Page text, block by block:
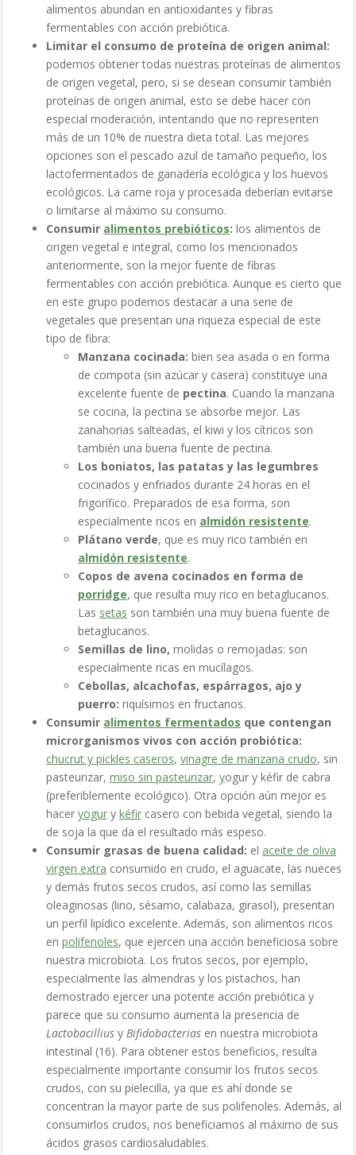
alimentos abundan en antioxidantes y fibras
fermentables con acción prebiótica.
Limitar el consumo de proteína de origen animal:
podemos obtener todas nuestras proteínas de alimentos
de origen vegetal, pero, si se desean consumir también
proteínas de origen animal, esto se debe hacer con
especial moderación, intentando que no representen
más de un 10% de nuestra dieta total. Las mejores
opciones son el pescado azul de tamaño pequeño, los
lactofermentados de ganadería ecológica y los huevos
ecológicos. La carne roja y procesada deberían evitarse
o limitarse al máximo su consumo.
Consumir alimentos prebióticos: los alimentos de
origen vegetal e integral, como los mencionados
anteriormente, son la mejor fuente de fibras
fermentables con acción prebiótica. Aunque es cierto que
en este grupo podemos destacar a una serie de
vegetales que presentan una riqueza especial de este
tipo de fibra:
Manzana cocinada: bien sea asada o en forma
de compota (sin azúcar y casera) constituye una
excelente fuente de pectina. Cuando la manzana
se cocina, la pectina se absorbe mejor. Las
zanahorias salteadas, el kiwi y los cítricos son
también una buena fuente de pectina.
Los boniatos, las patatas y las legumbres
cocinados y enfriados durante 24 horas en el
frigorífico. Preparados de esa forma, son
especialmente ricos en almidón resistente.
Plátano verde, que es muy rico también en
almidón resistente.
Copos de avena cocinados en forma de
porridge, que resulta muy rico en betaglucanos.
Las setas son también una muy buena fuente de
betaglucanos.
Semillas de lino, molidas o remojadas: son
especialmente ricas en mucílagos.
Cebollas, alcachofas, espárragos, ajo y
puerro: riquísimos en fructanos.
Consumir alimentos fermentados que contengan
microrganismos vivos con acción probiótica:
chucrut y pickles caseros, vinagre de manzana crudo, sin
pasteurizar, miso sin pasteurizar, yogur y kéfir de cabra
(preferiblemente ecológico). Otra opción aún mejor es
hacer yogur y kéfir casero con bebida vegetal, siendo la
de soja la que da el resultado más espeso.
Consumir grasas de buena calidad: el aceite de oliva
virgen extra consumido en crudo, el aguacate, las nueces
y demás frutos secos crudos, así como las semillas
oleaginosas (lino, sésamo, calabaza, girasol), presentan
un perfil lipídico excelente. Además, son alimentos ricos
en polifenoles, que ejercen una acción beneficiosa sobre
nuestra microbiota. Los frutos secos, por ejemplo,
especialmente las almendras y los pistachos, han
demostrado ejercer una potente acción prebiótica y
parece que su consumo aumenta la presencia de
Lactobacillius y Bifidobacterias en nuestra microbiota
intestinal (16). Para obtener estos beneficios, resulta
especialmente importante consumir los frutos secos
crudos, con su pielecilla, ya que es ahí donde se
concentran la mayor parte de sus polifenoles. Además, al
consumirlos crudos, nos beneficiamos al máximo de sus
ácidos grasos cardiosaludables.